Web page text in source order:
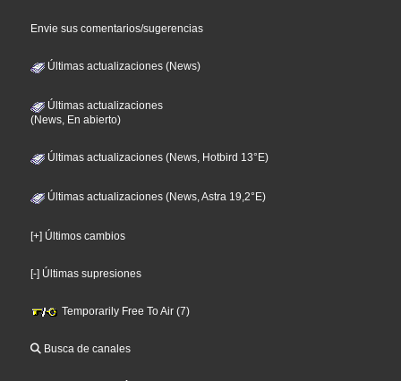
Envie sus comentarios/sugerencias
Últimas actualizaciones (News)
Últimas actualizaciones
(News, En abierto)
Últimas actualizaciones (News, Hotbird 13°E)
Últimas actualizaciones (News, Astra 19,2°E)
[+] Últimos cambios
[-] Últimas supresiones
Temporarily Free To Air (7)
Busca de canales